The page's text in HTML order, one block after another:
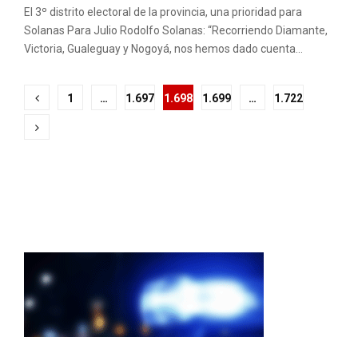
El 3º distrito electoral de la provincia, una prioridad para
Solanas Para Julio Rodolfo Solanas: “Recorriendo Diamante,
Victoria, Gualeguay y Nogoyá, nos hemos dado cuenta...
Paginación
de
1 … 1.697 1.698 1.699 … 1.722